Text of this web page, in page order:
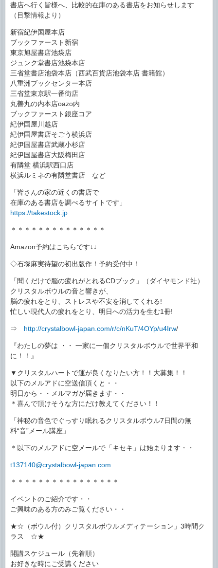
書店へ行く皆様へ、比較的在庫のある書店をお知らせします
（目撃情報より）
新宿紀伊国屋本店
ブックファースト新宿
東京旭屋書店池袋店
ジュンク堂書店池袋本店
三省堂書店池袋本店（西武百貨店池袋本店 書籍館）
八重洲ブックセンター本店
三省堂東京駅一番街店
丸善丸の内本店oazo内
ブックファースト銀座コア
紀伊国屋川越店
紀伊国屋書店そごう横浜店
紀伊国屋書店武蔵小杉店
紀伊国屋書店大阪梅田店
有隣堂 横浜駅西口店
横浜ルミネの有隣堂書店 など
「皆さんの家の近くの書店で
在庫のある書店を調べるサイトです」
https://takestock.jp
＊＊＊＊＊＊＊＊＊＊＊＊＊＊
Amazon予約はこちらです↓↓
◇石塚麻実待望の初出版作！予約受付中！
「聞くだけで脳の疲れがとれるCDブック」（ダイヤモンド社）
クリスタルボウルの音と響きが、
脳の疲れをとり、ストレスや不安を消してくれる!
忙しい現代人の疲れをとり、明日への活力を生む1冊!
⇒ http://crystalbowl-japan.com/r/c/nKuT/4OYp/u4Irw/
『わたしの夢は ・・ 一家に一個クリスタルボウルで世界平和
に！！』
▼クリスタルハートで運が良くなりたい方！！大募集！！
以下のメルアドに空送信頂くと・・
明日から・・メルマガが届きます・・
＊喜んで頂けそうな方にだけ教えてください！！
「神秘の音色でぐっすり眠れるクリスタルボウル7日間の無
料“音”メール講座」
＊以下のメルアドに空メールで「キセキ」は始まります・・
t137140@crystalbowl-japan.com
＊＊＊＊＊＊＊＊＊＊＊＊＊＊＊＊
イベントのご紹介です・・
ご興味のある方のみご覧ください・・
★☆（ボウル付）クリスタルボウルメディテーション」3時間ク
ラス ☆★
開講スケジュール（先着順）
お好きな時にご受講ください